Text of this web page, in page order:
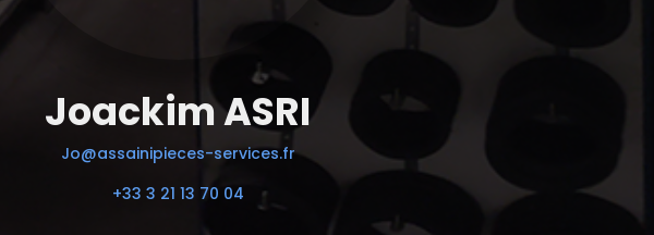
Joackim ASRI
Jo@assainipieces-services.fr
+33 3 21 13 70 04